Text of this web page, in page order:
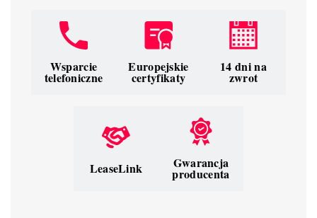
Wsparcie
telefoniczne
Europejskie
certyfikaty
14 dni na
zwrot
LeaseLink Gwarancja
producenta